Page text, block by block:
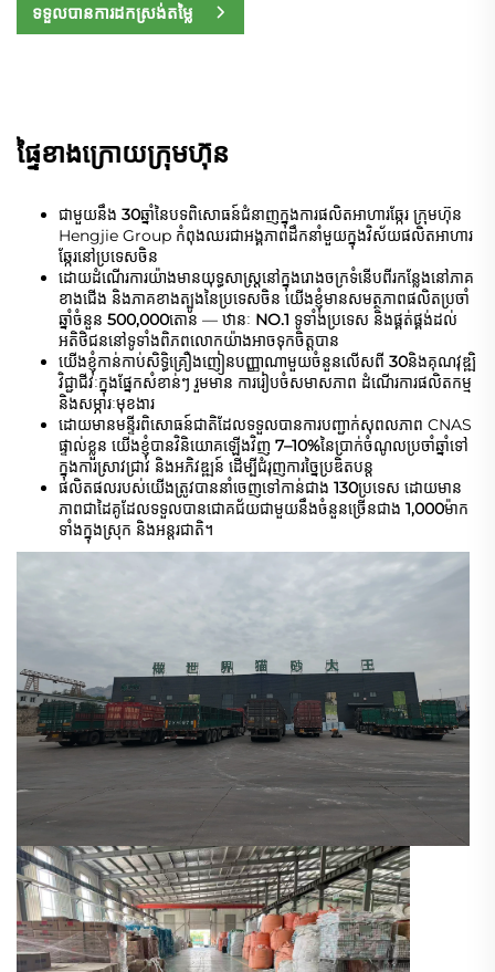
ទទួលបានការដកស្រង់តម្លៃ
ផ្ទៃខាងក្រោយក្រុមហ៊ុន
ជាមួយនឹង 30ឆ្នាំនៃបទពិសោធន៍ជំនាញក្នុងការផលិតអាហារឆ្កែរ ក្រុមហ៊ុន
Hengjie Group កំពុងឈរជាអង្គភាពដឹកនាំមួយក្នុងវិស័យផលិតអាហារ
ឆ្កែរនៅប្រទេសចិន
ដោយដំណើរការយ៉ាងមានយុទ្ធសាស្ត្រនៅក្នុងរោងចក្រទំនើបពីរកន្លែងនៅភាគ
ខាងជើង និងភាគខាងត្បូងនៃប្រទេសចិន យើងខ្ញុំមានសមត្ថភាពផលិតប្រចាំ
ឆ្នាំចំនួន 500,000តោន — ឋានៈ NO.1 ទូទាំងប្រទេស និងផ្គត់ផ្គង់ដល់
អតិថិជននៅទូទាំងពិភពលោកយ៉ាងអាចទុកចិត្តបាន
យើងខ្ញុំកាន់កាប់សិទ្ធិគ្រឿងញៀនបញ្ញាណាមួយចំនួនលើសពី 30និងគុណវុឌ្ឍិ
វិជ្ជាជីវៈក្នុងផ្នែកសំខាន់ៗ រួមមាន ការរៀបចំសមាសភាព ដំណើរការផលិតកម្ម
និងសម្ភារៈមុខងារ
ដោយមានមន្ទីរពិសោធន៍ជាតិដែលទទួលបានការបញ្ជាក់សុពលភាព CNAS
ផ្ទាល់ខ្លួន យើងខ្ញុំបានវិនិយោគឡើងវិញ 7–10%នៃប្រាក់ចំណូលប្រចាំឆ្នាំទៅ
ក្នុងការស្រាវជ្រាវ និងអភិវឌ្ឍន៍ ដើម្បីជំរុញការច្នៃប្រឌិតបន្ត
ផលិតផលរបស់យើងត្រូវបាននាំចេញទៅកាន់ជាង 130ប្រទេស ដោយមាន
ភាពជាដៃគូដែលទទួលបានជោគជ័យជាមួយនឹងចំនួនច្រើនជាង 1,000ម៉ាក
ទាំងក្នុងស្រុក និងអន្តរជាតិ។